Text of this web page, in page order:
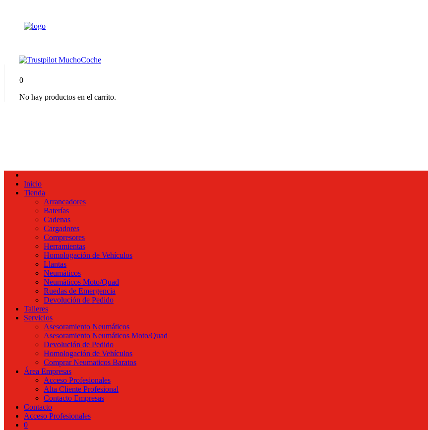
0
No hay productos en el carrito.
Inicio
Tienda
Arrancadores
Baterías
Cadenas
Cargadores
Compresores
Herramientas
Homologación de Vehículos
Llantas
Neumáticos
Neumáticos Moto/Quad
Ruedas de Emergencia
Devolución de Pedido
Talleres
Servicios
Asesoramiento Neumáticos
Asesoramiento Neumáticos Moto/Quad
Devolución de Pedido
Homologación de Vehículos
Comprar Neumaticos Baratos
Área Empresas
Acceso Profesionales
Alta Cliente Profesional
Contacto Empresas
Contacto
Acceso Profesionales
0